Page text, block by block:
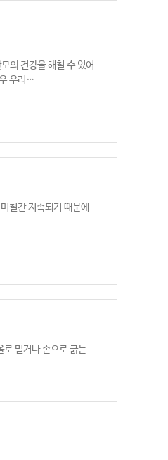
의 건강을 해칠 수 있어
우리…
칠간 지속되기 때문에
로 밀거나 손으로 긁는